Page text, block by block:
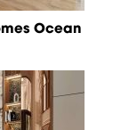
Ocean